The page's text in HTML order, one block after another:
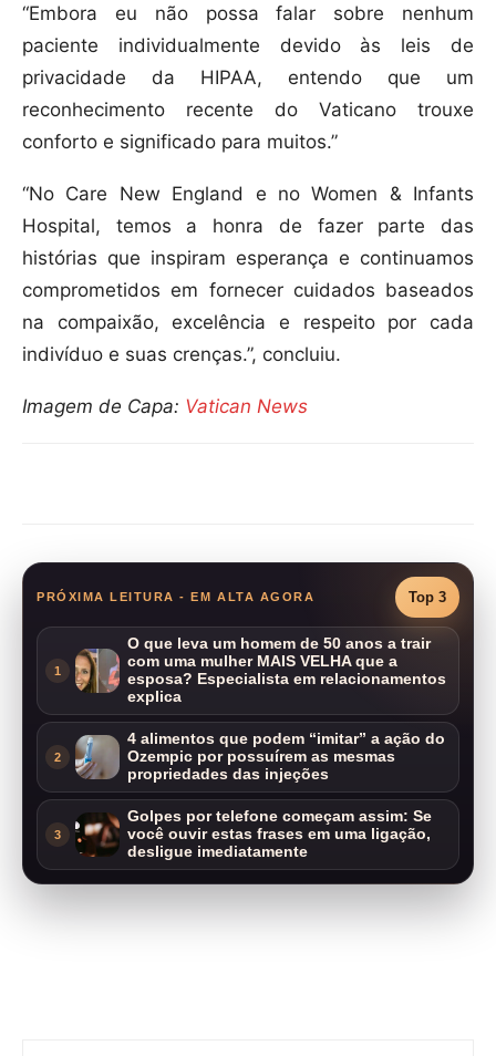
“Embora eu não possa falar sobre nenhum
paciente individualmente devido às leis de
privacidade da HIPAA, entendo que um
reconhecimento recente do Vaticano trouxe
conforto e significado para muitos.”
“No Care New England e no Women & Infants
Hospital, temos a honra de fazer parte das
histórias que inspiram esperança e continuamos
comprometidos em fornecer cuidados baseados
na compaixão, excelência e respeito por cada
indivíduo e suas crenças.”, concluiu.
Imagem de Capa: Vatican News
PRÓXIMA LEITURA - EM ALTA AGORA Top 3
1
O que leva um homem de 50 anos a trair
com uma mulher MAIS VELHA que a
esposa? Especialista em relacionamentos
explica
2
4 alimentos que podem “imitar” a ação do
Ozempic por possuírem as mesmas
propriedades das injeções
3
Golpes por telefone começam assim: Se
você ouvir estas frases em uma ligação,
desligue imediatamente